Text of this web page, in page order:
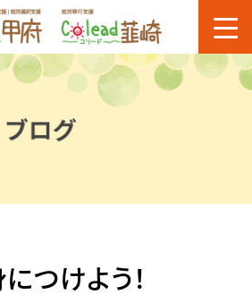
つけよう！